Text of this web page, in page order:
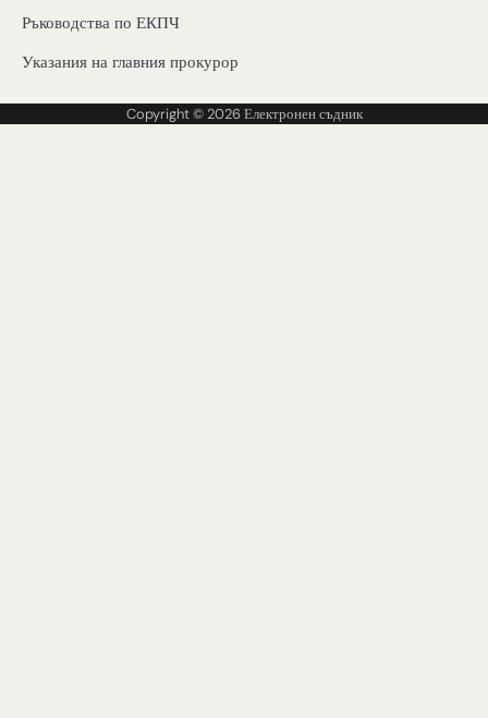
Ръководства по ЕКПЧ
Указания на главния прокурор
Copyright © 2026Електронен съдник